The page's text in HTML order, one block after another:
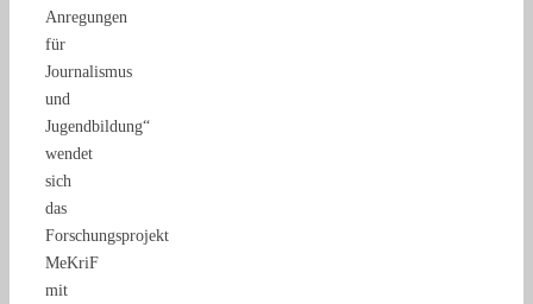
Anregungen
für
Journalismus
und
Jugendbildung“
wendet
sich
das
Forschungsprojekt
MeKriF
mit